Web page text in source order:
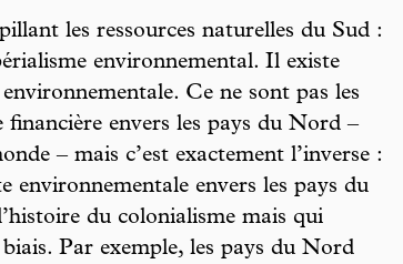
les ressources naturelles du Sud :
environnemental. Il existe
Ce ne sont pas les
envers les pays du Nord –
– mais c’est exactement l’inverse :
environnementale envers les pays du
du colonialisme mais qui
biais. Par exemple, les pays du Nord